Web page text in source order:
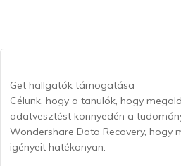
Get hallgatók támogatása
Célunk, hogy a tanulók, hogy
adatvesztést könnyedén a
Wondershare Data Recovery, hogy
igényeit hatékonyan.